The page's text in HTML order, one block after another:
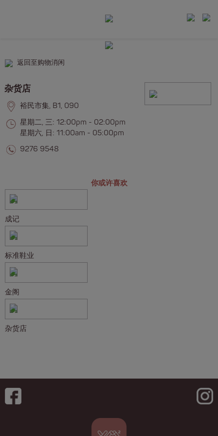
返回至购物消闲
杂货店
裕民市集, B1, 090
星期二, 三: 12:00pm - 02:00pm
星期六, 日: 11:00am - 05:00pm
9276 9548
你或许喜欢
成记
标准鞋业
金阁
杂货店